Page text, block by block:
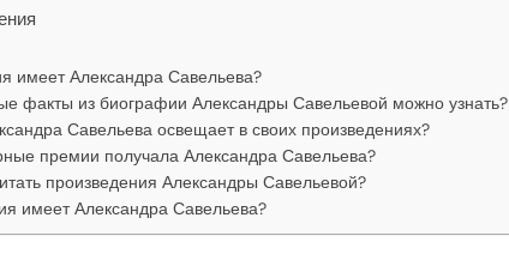
имеет Александра Савельева?
факты из биографии Александры Савельевой можно узнать?
Савельева освещает в своих произведениях?
премии получала Александра Савельева?
произведения Александры Савельевой?
имеет Александра Савельева?